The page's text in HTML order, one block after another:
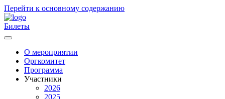
Перейти к основному содержанию
Билеты
Главное
меню
О мероприятии
Оргкомитет
Программа
Участники
2026
2025